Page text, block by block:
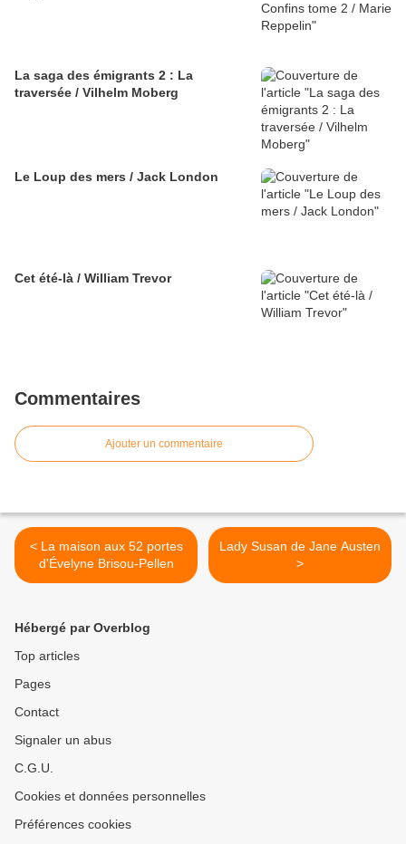
La saga des émigrants 2 : La
traversée / Vilhelm Moberg
Le Loup des mers / Jack London
Cet été-là / William Trevor
Commentaires
Ajouter un commentaire
< La maison aux 52 portes
d'Évelyne Brisou-Pellen
Lady Susan de Jane Austen
>
Hébergé par Overblog
Top articles
Pages
Contact
Signaler un abus
C.G.U.
Cookies et données personnelles
Préférences cookies